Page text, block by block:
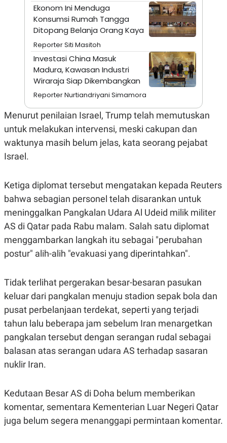
L
S
A
R
I
KANAL
P
U
S
A
T
D
A
I
M
A
G
E
S
K
O
N
T
A
T
V
L
I
P
S
U
K
O
T
P
R
S
Ekonom Ini Menduga
Konsumsi Rumah Tangga
Ditopang Belanja Orang Kaya
Reporter Siti Masitoh
Investasi China Masuk
Madura, Kawasan Industri
Wiraraja Siap Dikembangkan
Reporter Nurtiandriyani Simamora
Menurut penilaian Israel, Trump telah memutuskan
untuk melakukan intervensi, meski cakupan dan
waktunya masih belum jelas, kata seorang pejabat
Israel.
Ketiga diplomat tersebut mengatakan kepada Reuters
bahwa sebagian personel telah disarankan untuk
meninggalkan Pangkalan Udara Al Udeid milik militer
AS di Qatar pada Rabu malam. Salah satu diplomat
menggambarkan langkah itu sebagai "perubahan
postur" alih-alih "evakuasi yang diperintahkan".
Tidak terlihat pergerakan besar-besaran pasukan
keluar dari pangkalan menuju stadion sepak bola dan
pusat perbelanjaan terdekat, seperti yang terjadi
tahun lalu beberapa jam sebelum Iran menargetkan
pangkalan tersebut dengan serangan rudal sebagai
balasan atas serangan udara AS terhadap sasaran
nuklir Iran.
Kedutaan Besar AS di Doha belum memberikan
komentar, sementara Kementerian Luar Negeri Qatar
juga belum segera menanggapi permintaan komentar.